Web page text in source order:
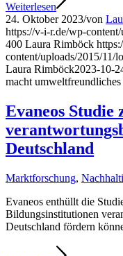
Weiterlesen
24. Oktober 2023/von
https://v-i-r.de/wp-
400 Laura Rimböck
content/uploads/2015/11/
Laura Rimböck2023-10-
macht
Evaneos Studie
Deutschland
Marktforschung,
Evaneos enthüllt die
Bildungsinstitutionen
Deutschland fördern